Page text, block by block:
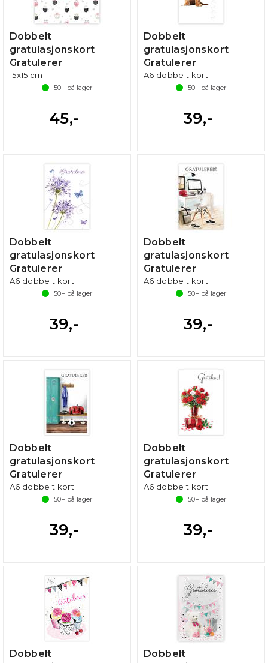
Dobbelt
gratulasjonskort
Gratulerer
15x15 cm
50+ på lager
45,-
Dobbelt
gratulasjonskort
Gratulerer
A6 dobbelt kort
50+ på lager
39,-
Dobbelt
gratulasjonskort
Gratulerer
A6 dobbelt kort
50+ på lager
39,-
Dobbelt
gratulasjonskort
Gratulerer
A6 dobbelt kort
50+ på lager
39,-
Dobbelt
gratulasjonskort
Gratulerer
A6 dobbelt kort
50+ på lager
39,-
Dobbelt
gratulasjonskort
Gratulerer
A6 dobbelt kort
50+ på lager
39,-
Dobbelt
Dobbelt